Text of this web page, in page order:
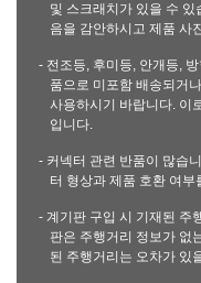
및 스크래치가 있을 수
음을 감안하시고 제품 사
- 전조등, 후미등, 안개등,
품으로 미포함 배송되거
사용하시기 바랍니다. 이
입니다.
- 커넥터 관련 반품이 많습
터 형상과 제품 호환 여부
- 계기판 구입 시 기재된 주
판은 주행거리 정보가 없
된 주행거리는 오차가 있